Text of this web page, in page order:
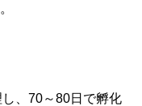
、70～80日で孵化